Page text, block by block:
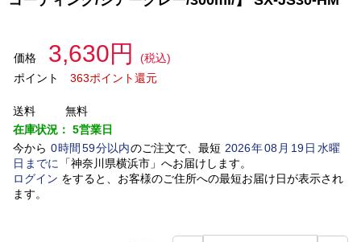
価格 3,630円
(税込)
ポイント
363ポイント還元
送料
無料
在庫状況： 5営業日
今から 0時間 59分以内のご注文で、最短 2026年08 月 19日水曜
日 までに 「神奈川県横浜市」 へお届けします。
ログイン をすると、お客様のご住所への最短お届け日が表示され
ます。